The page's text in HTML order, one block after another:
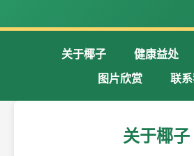
关于椰子 健康益处
图片欣赏
联
关于椰子